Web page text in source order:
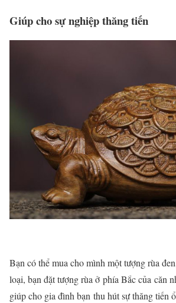
Giúp cho sự nghiệp thăng tiến
Bạn có thể mua cho mình một tượng rùa
loại, bạn đặt tượng rùa ở phía Bắc của căn
giúp cho gia đình bạn thu hút sự thăng tiến